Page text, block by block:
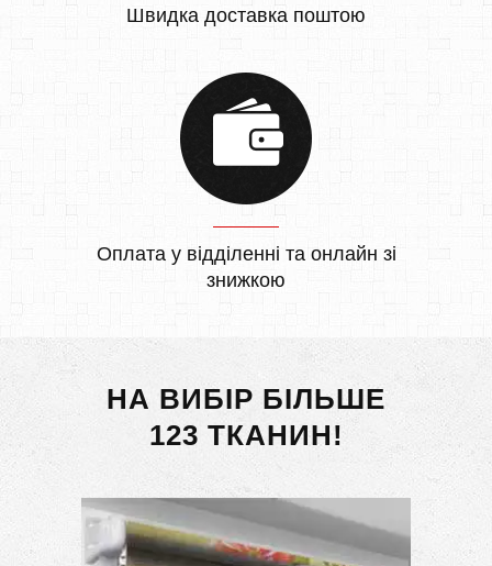
Швидка доставка поштою
Оплата у відділенні та онлайн зі
знижкою
НА ВИБІР БІЛЬШЕ
123 ТКАНИН!